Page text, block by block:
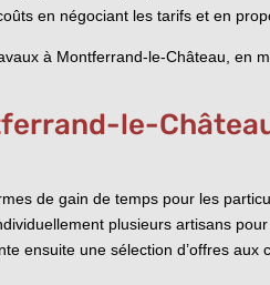
en négociant les tarifs et en
à Montferrand-le-Château, en
le-
de gain de temps pour les
plusieurs artisans
ensuite une sélection d’offres aux